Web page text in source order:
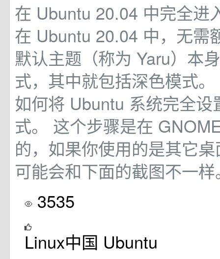
在 Ubuntu 20.04 中完全进
在 Ubuntu 20.04 中，无需
默认主题（称为 Yaru）本
式，其中就包括深色模式
如何将 Ubuntu 系统完全设
式。 这个步骤是在
的，如果你使用的是其它
可能会和下面的截图不一
3535
Linux中国 Ubuntu